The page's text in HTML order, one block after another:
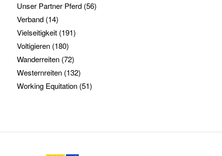
Unser Partner Pferd(56)
Verband(14)
Vielseitigkeit(191)
Voltigieren(180)
Wanderreiten(72)
Westernreiten(132)
Working Equitation(51)